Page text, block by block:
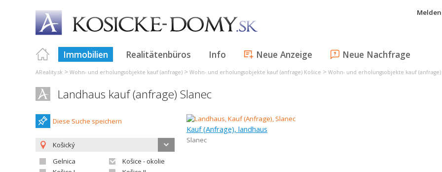
Immobilien Realitätenbüros Info Neue Anzeige Neue Nachfrage
AReality.sk > Wohn- und erholungsobjekte kauf (anfrage) > Wohn- und erholungsobjekte kauf (anfrage) Košice > Wohn- und erholungsobjekte kauf
Landhaus kauf (anfrage) Slanec
Diese Suche speichern
Košický
Gelnica
Košice - okolie
Kauf (Anfrage), landhaus
Slanec